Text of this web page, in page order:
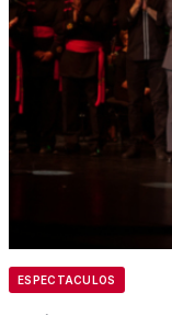
ESPECTACULOS